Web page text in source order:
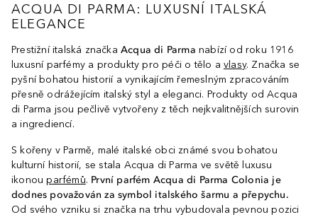
ACQUA DI PARMA: LUXUSNÍ ITALSKÁ
ELEGANCE
Prestižní italská značka Acqua di Parma nabízí od roku 1916
luxusní parfémy a produkty pro péči o tělo a vlasy. Značka se
pyšní bohatou historií a vynikajícím řemeslným zpracováním
přesně odrážejícím italský styl a eleganci. Produkty od Acqua
di Parma jsou pečlivě vytvořeny z těch nejkvalitnějších surovin
a ingrediencí.
S kořeny v Parmě, malé italské obci známé svou bohatou
kulturní historií, se stala Acqua di Parma ve světě luxusu
ikonouparfémů. První parfém Acqua di Parma Colonia je
dodnes považován za symbol italského šarmu a přepychu.
Od svého vzniku si značka na trhu vybudovala pevnou pozici